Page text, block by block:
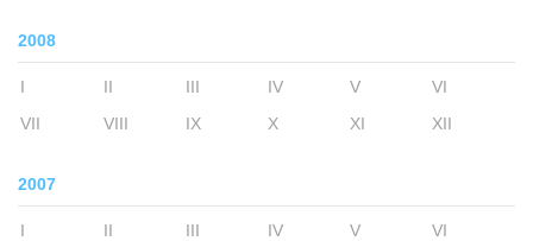
2008
I II III IV V
VI
VII
VIII IX X XI XII
2007
I II III IV V
VI